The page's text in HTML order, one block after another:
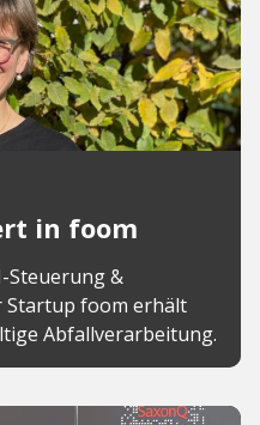
in foom
Steuerung &
Startup foom erhält
Abfallverarbeitung.